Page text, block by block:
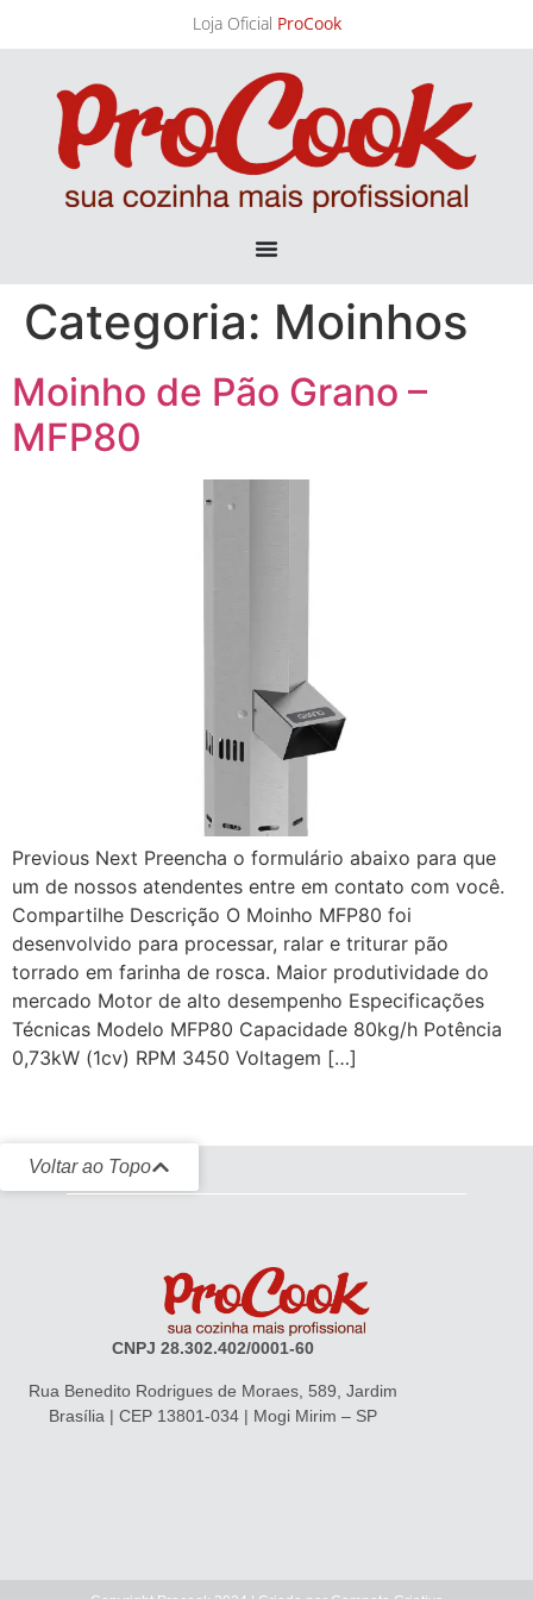
Loja Oficial ProCook
Categoria: Moinhos
Moinho de Pão Grano –
MFP80
Previous Next Preencha o formulário abaixo para que
um de nossos atendentes entre em contato com você.
Compartilhe Descrição O Moinho MFP80 foi
desenvolvido para processar, ralar e triturar pão
torrado em farinha de rosca. Maior produtividade do
mercado Motor de alto desempenho Especificações
Técnicas Modelo MFP80 Capacidade 80kg/h Potência
0,73kW (1cv) RPM 3450 Voltagem […]
Voltar ao Topo
CNPJ 28.302.402/0001-60
Rua Benedito Rodrigues de Moraes, 589, Jardim
Brasília | CEP 13801-034 | Mogi Mirim – SP